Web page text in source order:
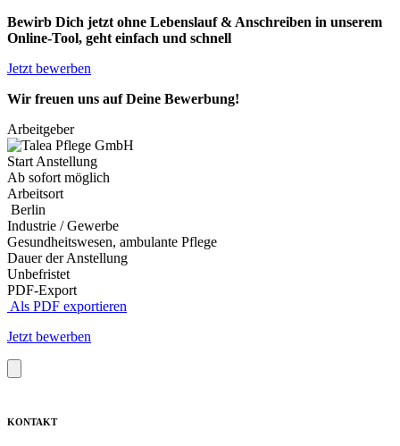
Bewirb Dich jetzt ohne Lebenslauf & Anschreiben in unserem
Online-Tool, geht einfach und schnell
Jetzt bewerben
Wir freuen uns auf Deine Bewerbung!
Arbeitgeber
Start Anstellung
Ab sofort möglich
Arbeitsort
Berlin
Industrie / Gewerbe
Gesundheitswesen, ambulante Pflege
Dauer der Anstellung
Unbefristet
PDF-Export
Als PDF exportieren
Jetzt bewerben
KONTAKT